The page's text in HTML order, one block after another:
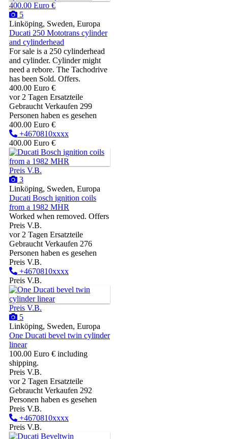
400.00 Euro €
5
Linköping, Sweden, Europa
Ducati 250 Mototrans cylinder
and cylinderhead
For sale is a 250 cylinderhead
and cylinder. Cylinder might
need a rebore. The Tachodrive
has been Sold. Offers.
400.00 Euro €
vor 2 Tagen Ersatzteile
Gebraucht Verkaufen 299
Personen haben es gesehen
400.00 Euro €
+4670810xxxx
400.00 Euro €
Preis V.B.
3
Linköping, Sweden, Europa
Ducati Bosch ignition coils
from a 1982 MHR
Worked when removed. Offers
Preis V.B.
vor 2 Tagen Ersatzteile
Gebraucht Verkaufen 276
Personen haben es gesehen
Preis V.B.
+4670810xxxx
Preis V.B.
Preis V.B.
5
Linköping, Sweden, Europa
One Ducati bevel twin cylinder
linear
100.00 Euro € including
shipping.
Preis V.B.
vor 2 Tagen Ersatzteile
Gebraucht Verkaufen 292
Personen haben es gesehen
Preis V.B.
+4670810xxxx
Preis V.B.